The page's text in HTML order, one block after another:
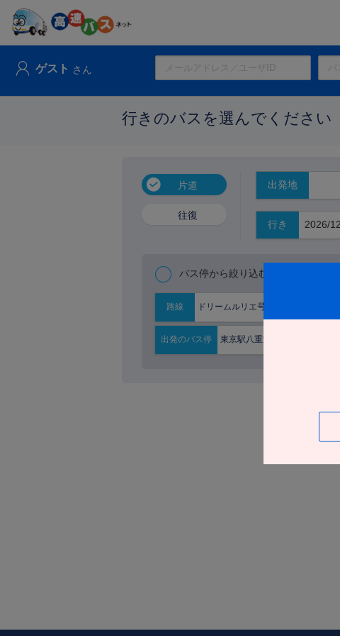
ゲスト さん
行きのバスを選んでください
片道
往復
出発地
行き
バス停から絞り込む
路線 ドリームルリエ号
出発のバス停 東京駅八重洲南口